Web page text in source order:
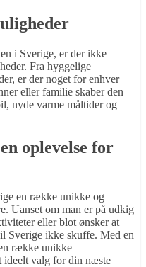
i Sverige, er der ikke
Fra hyggelige
er der noget for enhver
eller familie skaber den
nyde varme måltider og
oplevelse for
en række unikke og
Uanset om man er på udkig
eller blot ønsker at
Sverige ikke skuffe. Med en
række unikke
ideelt valg for din næste